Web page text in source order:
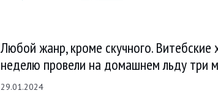
Любой жанр, кроме скучного. Витебские
неделю провели на домашнем льду три
29.01.2024